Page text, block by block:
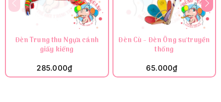
Đèn Trung thu Ngựa cánh
giấy kiếng
285.000₫
Đèn Cù - Đèn Ông sư truyền
thống
65.000₫